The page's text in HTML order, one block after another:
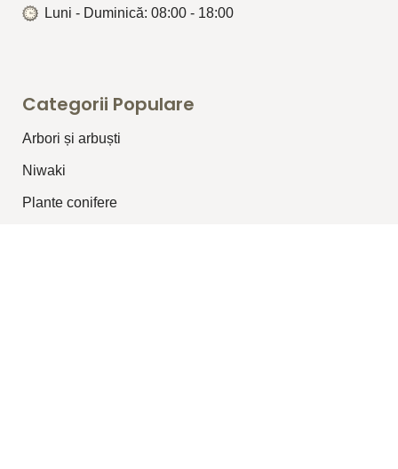
Luni - Duminică: 08:00 - 18:00
Categorii Populare
Arbori și arbuști
⁠Niwaki
Plante conifere